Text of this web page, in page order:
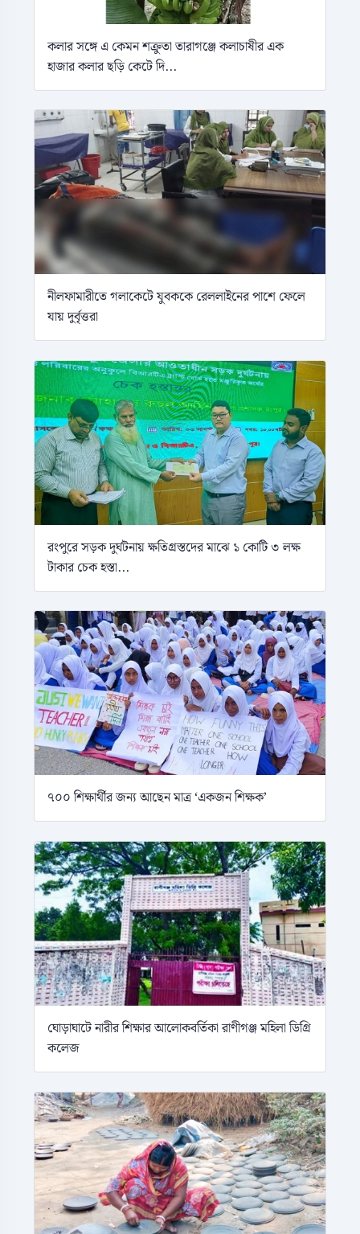
কলার সঙ্গে এ কেমন শক্রুতা তারাগঞ্জে কলাচাষীর এক
হাজার কলার ছড়ি কেটে দি...
নীলফামারীতে গলাকেটে যুবককে রেললাইনের পাশে ফেলে
যায় দুর্বৃত্তরা
রংপুরে সড়ক দুর্ঘটনায় ক্ষতিগ্রস্তদের মাঝে ১ কোটি ৩ লক্ষ
টাকার চেক হস্তা...
৭০০ শিক্ষার্থীর জন্য আছেন মাত্র ‘একজন শিক্ষক’
ঘোড়াঘাটে নারীর শিক্ষার আলোকবর্তিকা রাণীগঞ্জ মহিলা ডিগ্রি
কলেজ